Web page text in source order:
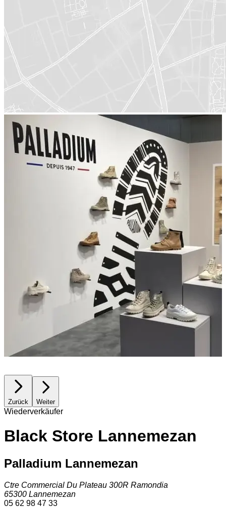
Zurück Weiter
Wiederverkäufer
Black Store Lannemezan
Palladium Lannemezan
Ctre Commercial Du Plateau 300R Ramondia
65300 Lannemezan
05 62 98 47 33